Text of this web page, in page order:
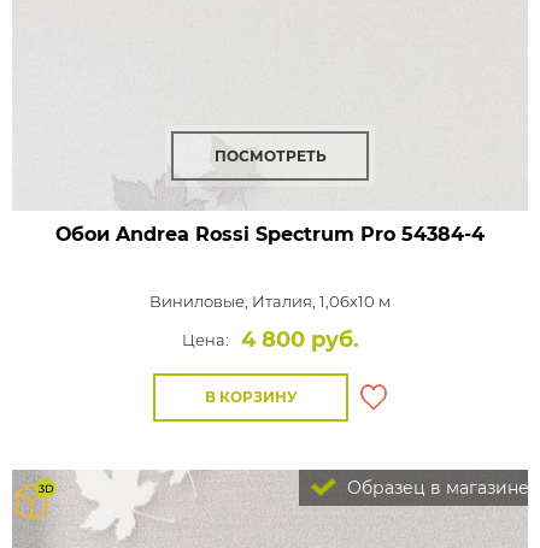
ПОСМОТРЕТЬ
Обои Andrea Rossi Spectrum Pro 54384-4
Виниловые, Италия, 1,06x10 м
Цена:
4 800 руб.
В КОРЗИНУ
Образец в магазине